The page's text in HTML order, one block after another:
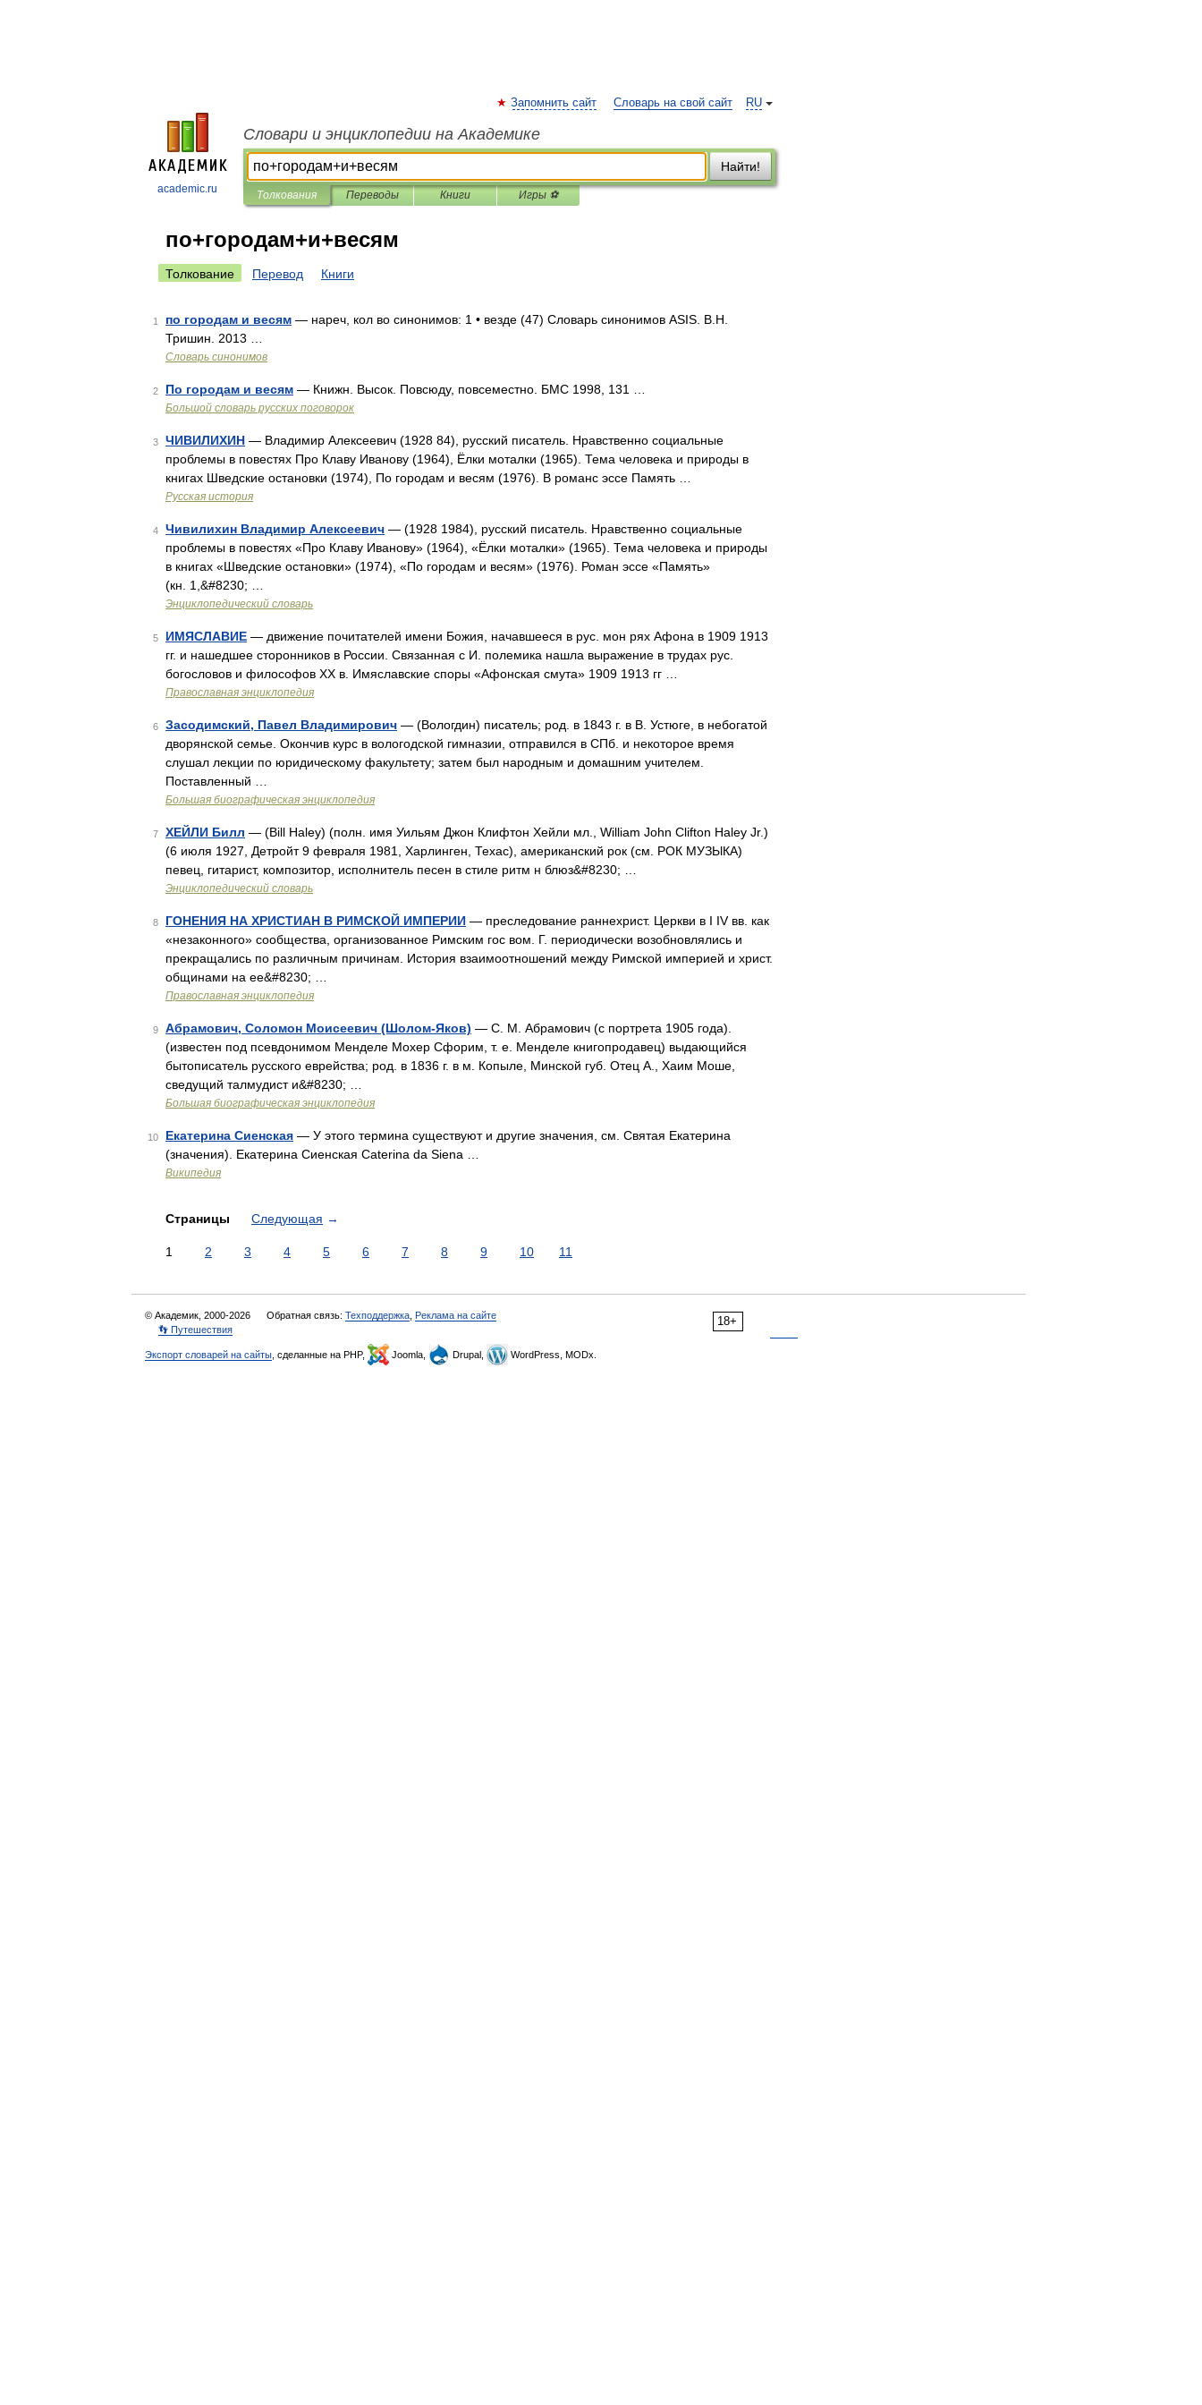
academic.ru
RU
Запомнить сайт Словарь на свой сайт
Словари и энциклопедии на Академике
Найти!
Толкования Переводы Книги Игры ⚽
по+городам+и+весям
Толкование Перевод Книги
1 по городам и весям — нареч, кол во синонимов: 1 • везде (47) Словарь синонимов ASIS. В.Н.
Тришин. 2013 …
Словарь синонимов
2 По городам и весям — Книжн. Высок. Повсюду, повсеместно. БМС 1998, 131 …
Большой словарь русских поговорок
3 ЧИВИЛИХИН — Владимир Алексеевич (1928 84), русский писатель. Нравственно социальные
проблемы в повестях Про Клаву Иванову (1964), Ёлки моталки (1965). Тема человека и природы в
книгах Шведские остановки (1974), По городам и весям (1976). В романс эссе Память …
Русская история
4 Чивилихин Владимир Алексеевич — (1928 1984), русский писатель. Нравственно социальные
проблемы в повестях «Про Клаву Иванову» (1964), «Ёлки моталки» (1965). Тема человека и природы
в книгах «Шведские остановки» (1974), «По городам и весям» (1976). Роман эссе «Память»
(кн. 1,&#8230; …
Энциклопедический словарь
5 ИМЯСЛАВИЕ — движение почитателей имени Божия, начавшееся в рус. мон рях Афона в 1909 1913
гг. и нашедшее сторонников в России. Связанная с И. полемика нашла выражение в трудах рус.
богословов и философов XX в. Имяславские споры «Афонская смута» 1909 1913 гг …
Православная энциклопедия
6 Засодимский, Павел Владимирович — (Вологдин) писатель; род. в 1843 г. в В. Устюге, в небогатой
дворянской семье. Окончив курс в вологодской гимназии, отправился в СПб. и некоторое время
слушал лекции по юридическому факультету; затем был народным и домашним учителем.
Поставленный …
Большая биографическая энциклопедия
7 ХЕЙЛИ Билл — (Bill Haley) (полн. имя Уильям Джон Клифтон Хейли мл., William John Clifton Haley Jr.)
(6 июля 1927, Детройт 9 февраля 1981, Харлинген, Техас), американский рок (см. РОК МУЗЫКА)
певец, гитарист, композитор, исполнитель песен в стиле ритм н блюз&#8230; …
Энциклопедический словарь
8 ГОНЕНИЯ НА ХРИСТИАН В РИМСКОЙ ИМПЕРИИ — преследование раннехрист. Церкви в I IV вв. как
«незаконного» сообщества, организованное Римским гос вом. Г. периодически возобновлялись и
прекращались по различным причинам. История взаимоотношений между Римской империей и христ.
общинами на ее&#8230; …
Православная энциклопедия
9 Абрамович, Соломон Моисеевич (Шолом-Яков) — С. М. Абрамович (с портрета 1905 года).
(известен под псевдонимом Менделе Moхер Сфорим, т. е. Менделе книгопродавец) выдающийся
бытописатель русского еврейства; род. в 1836 г. в м. Копыле, Минской губ. Отец A., Хaим Моше,
сведущий талмудист и&#8230; …
Большая биографическая энциклопедия
10 Екатерина Сиенская — У этого термина существуют и другие значения, см. Святая Екатерина
(значения). Екатерина Сиенская Caterina da Siena …
Википедия
Страницы Следующая →
1 2 3 4 5 6 7 8 9 10 11
18+
© Академик, 2000-2026 Обратная связь: Техподдержка Реклама на сайте
👣 Путешествия
Экспорт словарей на сайты , сделанные на PHP, Joomla, Drupal, WordPress, MODx.